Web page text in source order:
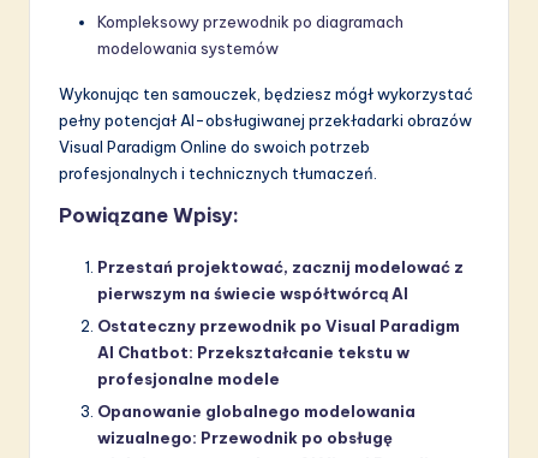
Kompleksowy przewodnik po diagramach
modelowania systemów
Wykonując ten samouczek, będziesz mógł wykorzystać
pełny potencjał AI-obsługiwanej przekładarki obrazów
Visual Paradigm Online do swoich potrzeb
profesjonalnych i technicznych tłumaczeń.
Powiązane Wpisy:
Przestań projektować, zacznij modelować z
pierwszym na świecie współtwórcą AI
Ostateczny przewodnik po Visual Paradigm
AI Chatbot: Przekształcanie tekstu w
profesjonalne modele
Opanowanie globalnego modelowania
wizualnego: Przewodnik po obsługę